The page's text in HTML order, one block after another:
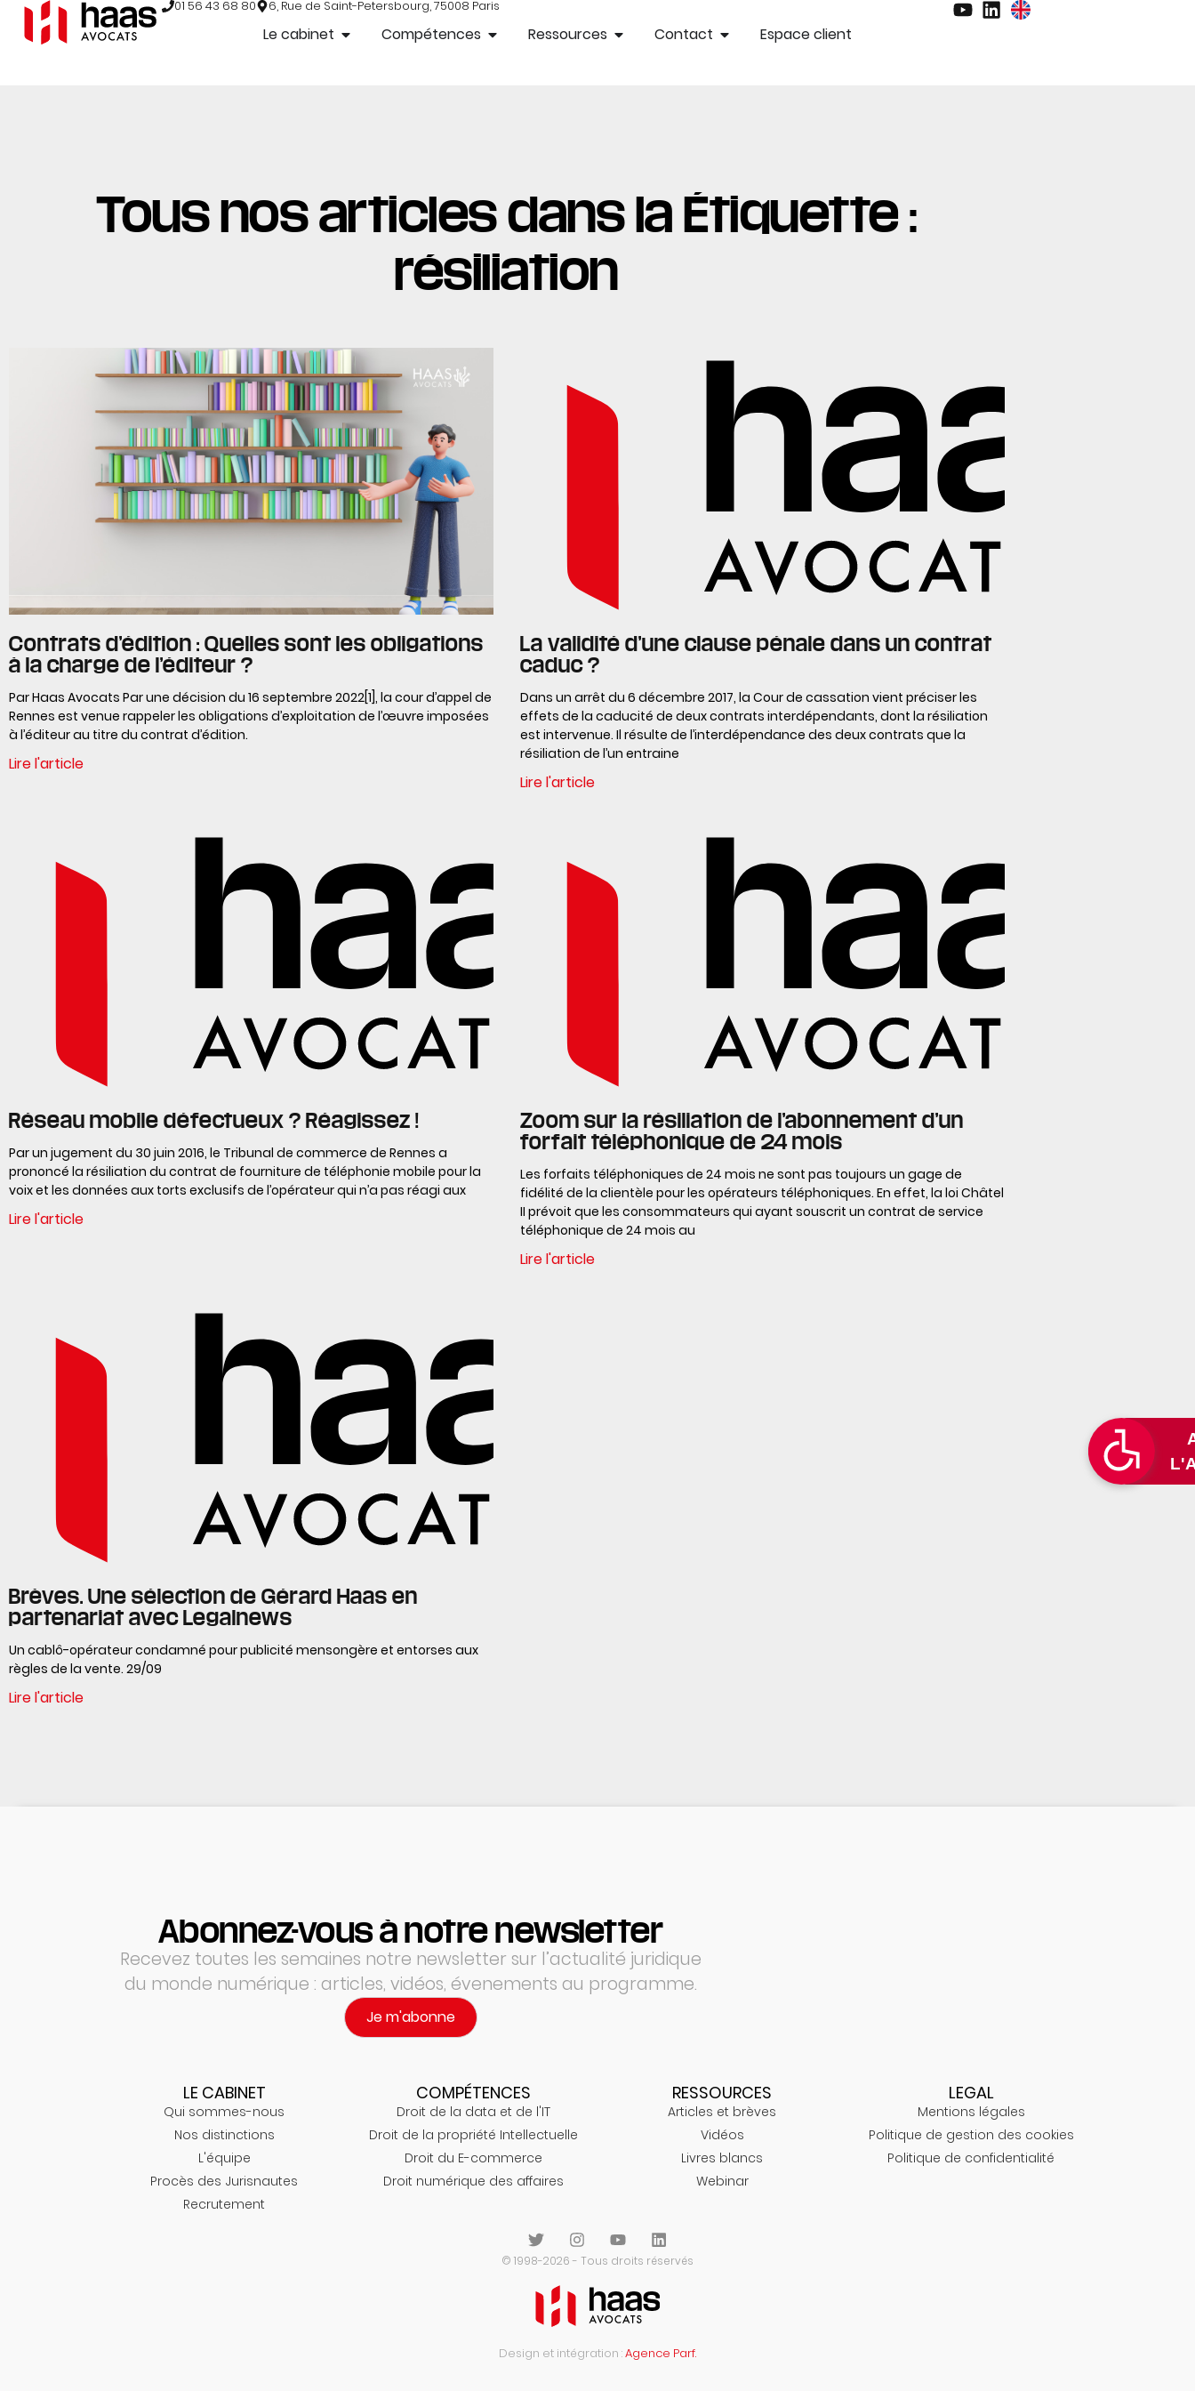
01 56 43 68 80 6, Rue de Saint-Petersbourg, 75008 Paris
Le cabinet Compétences Ressources Contact Espace client
Tous nos articles dans la Étiquette :
résiliation
Contrats d’édition : Quelles sont les obligations
à la charge de l’éditeur ?
Par Haas Avocats Par une décision du 16 septembre 2022[1], la cour d’appel de
Rennes est venue rappeler les obligations d’exploitation de l’œuvre imposées
à l’éditeur au titre du contrat d’édition.
Lire l'article
La validité d’une clause pénale dans un contrat
caduc ?
Dans un arrêt du 6 décembre 2017, la Cour de cassation vient préciser les
effets de la caducité de deux contrats interdépendants, dont la résiliation
est intervenue. Il résulte de l’interdépendance des deux contrats que la
résiliation de l’un entraine
Lire l'article
Réseau mobile défectueux ? Réagissez !
Par un jugement du 30 juin 2016, le Tribunal de commerce de Rennes a
prononcé la résiliation du contrat de fourniture de téléphonie mobile pour la
voix et les données aux torts exclusifs de l’opérateur qui n’a pas réagi aux
Lire l'article
Zoom sur la résiliation de l’abonnement d’un
forfait téléphonique de 24 mois
Les forfaits téléphoniques de 24 mois ne sont pas toujours un gage de
fidélité de la clientèle pour les opérateurs téléphoniques. En effet, la loi Châtel
II prévoit que les consommateurs qui ayant souscrit un contrat de service
téléphonique de 24 mois au
Lire l'article
Brèves. Une sélection de Gérard Haas en
partenariat avec Legalnews
Un cablô-opérateur condamné pour publicité mensongère et entorses aux
règles de la vente. 29/09
Lire l'article
Abonnez-vous à notre newsletter
Recevez toutes les semaines notre newsletter sur l’actualité juridique
du monde numérique : articles, vidéos, évenements au programme.
Je m'abonne
LE CABINET
Qui sommes-nous
Nos distinctions
L'équipe
Procès des Jurisnautes
Recrutement
COMPÉTENCES
Droit de la data et de l'IT
Droit de la propriété Intellectuelle
Droit du E-commerce
Droit numérique des affaires
RESSOURCES
Articles et brèves
Vidéos
Livres blancs
Webinar
LEGAL
Mentions légales
Politique de gestion des cookies
Politique de confidentialité
© 1998-2026 - Tous droits réservés
Design et intégration :Agence Parf.